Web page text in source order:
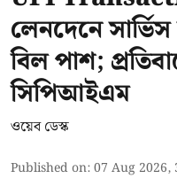
লেনদেনে সার্ভিস
বিল পাশ;
সিপিআইএম
ওয়েব ডেস্ক
Published on:07 Aug 2026,